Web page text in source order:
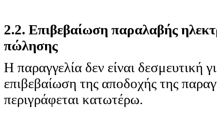
2.2. Επιβεβαίωση παραλαβής
πώλησης
Η παραγγελία δεν είναι δεσμευτική
επιβεβαίωση της αποδοχής της
περιγράφεται κατωτέρω.